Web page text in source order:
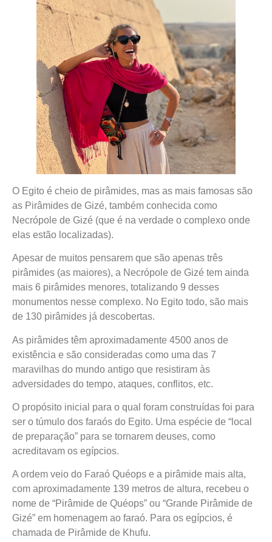
O Egito é cheio de pirâmides, mas as mais famosas são
as Pirâmides de Gizé, também conhecida como
Necrópole de Gizé (que é na verdade o complexo onde
elas estão localizadas).
Apesar de muitos pensarem que são apenas três
pirâmides (as maiores), a Necrópole de Gizé tem ainda
mais 6 pirâmides menores, totalizando 9 desses
monumentos nesse complexo. No Egito todo, são mais
de 130 pirâmides já descobertas.
As pirâmides têm aproximadamente 4500 anos de
existência e são consideradas como uma das 7
maravilhas do mundo antigo que resistiram às
adversidades do tempo, ataques, conflitos, etc.
O propósito inicial para o qual foram construídas foi para
ser o túmulo dos faraós do Egito. Uma espécie de “local
de preparação” para se tornarem deuses, como
acreditavam os egípcios.
A ordem veio do Faraó Quéops e a pirâmide mais alta,
com aproximadamente 139 metros de altura, recebeu o
nome de “Pirâmide de Quéops” ou “Grande Pirâmide de
Gizé” em homenagem ao faraó. Para os egípcios, é
chamada de Pirâmide de Khufu.